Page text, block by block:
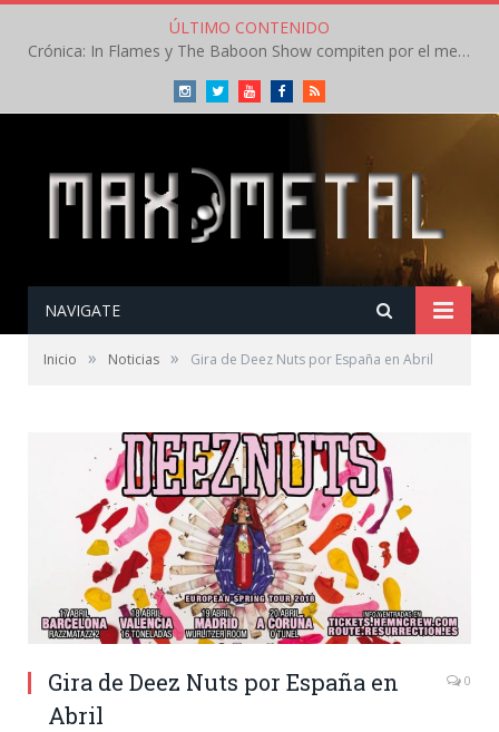
ÚLTIMO CONTENIDO
Crónica: In Flames y The Baboon Show compiten por el mejor concierto del día en el Leyendas del Rock – Viernes – Agosto 2026
InstagramTwitterYoutubeFacebookRSS
NAVIGATE
Inicio » Noticias » Gira de Deez Nuts por España en Abril
Gira de Deez Nuts por España en
Abril
0